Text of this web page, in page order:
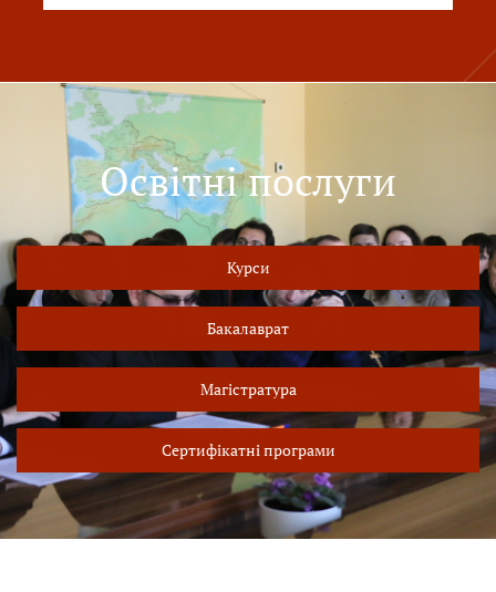
Освітні послуги
Курси
Бакалаврат
Магістратура
Сертифікатні програми